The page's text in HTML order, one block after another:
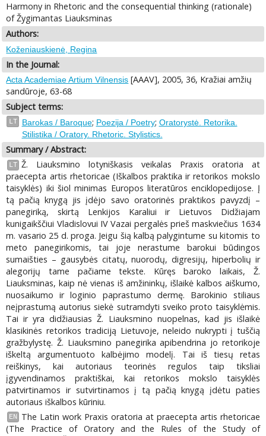
Harmony in Rhetoric and the consequential thinking (rationale)
of Žygimantas Liauksminas
Authors:
Koženiauskienė, Regina
In the Journal:
Acta Academiae Artium Vilnensis [AAAV], 2005, 36, Kražiai amžių
sandūroje, 63-68
Subject terms:
LT Barokas / Baroque; Poezija / Poetry; Oratorystė. Retorika.
Stilistika / Oratory. Rhetoric. Stylistics.
Summary / Abstract:
LT Ž. Liauksmino lotyniškasis veikalas Praxis oratoria at
praecepta artis rhetoricae (Iškalbos praktika ir retorikos mokslo
taisyklės) iki šiol minimas Europos literatūros enciklopedijose. Į
tą pačią knygą jis įdėjo savo oratorinės praktikos pavyzdį –
panegiriką, skirtą Lenkijos Karaliui ir Lietuvos Didžiajam
kunigaikščiui Vladislovui IV Vazai pergalės prieš maskviečius 1634
m. vasario 25 d. proga. Jeigu šią kalbą palygintume su kitomis to
meto panegirikomis, tai joje nerastume barokui būdingos
sumaišties – gausybės citatų, nuorodų, digresijų, hiperbolių ir
alegorijų tame pačiame tekste. Kūręs baroko laikais, Ž.
Liauksminas, kaip nė vienas iš amžininkų, išlaikė kalbos aiškumo,
nuosaikumo ir loginio paprastumo dermę. Barokinio stiliaus
neįprastumą autorius siekė sutramdyti sveiko proto taisyklėmis.
Tai ir yra didžiausias Ž. Liauksmino nuopelnas, kad jis išlaikė
klasikinės retorikos tradiciją Lietuvoje, neleido nukrypti į tuščią
gražbylystę. Ž. Liauksmino panegirika apibendrina jo retorikoje
iškeltą argumentuoto kalbėjimo modelį. Tai iš tiesų retas
reiškinys, kai autoriaus teorinės regulos taip tiksliai
įgyvendinamos praktiškai, kai retorikos mokslo taisyklės
patvirtinamos ir sutvirtinamos į tą pačią knygą įdėtu paties
autoriaus iškalbos kūriniu.
EN
The Latin work Praxis oratoria at praecepta artis rhetoricae
(The Practice of Oratory and the Rules of the Study of